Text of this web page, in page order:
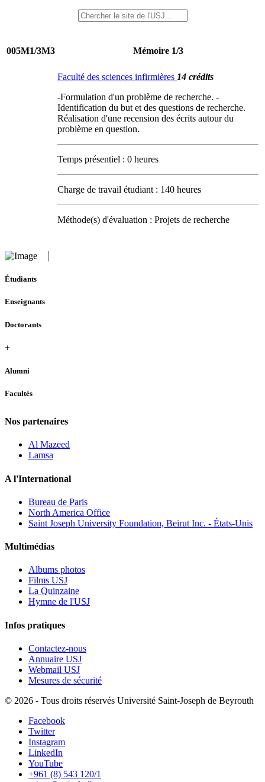
005M1/3M3 Mémoire 1/3
Faculté des sciences infirmières 14 crédits
-Formulation d'un problème de recherche. -
Identification du but et des questions de recherche.
Réalisation d'une recension des écrits autour du
problème en question.
Temps présentiel : 0 heures
Charge de travail étudiant : 140 heures
Méthode(s) d'évaluation : Projets de recherche
Étudiants
Enseignants
Doctorants
+
Alumni
Facultés
Nos partenaires
Al Mazeed
Lamsa
A l'International
Bureau de Paris
North America Office
Saint Joseph University Foundation, Beirut Inc. - États-Unis
Multimédias
Albums photos
Films USJ
La Quinzaine
Hymne de l'USJ
Infos pratiques
Contactez-nous
Annuaire USJ
Webmail USJ
Mesures de sécurité
© 2026 - Tous droits réservés Université Saint-Joseph de Beyrouth
Facebook
Twitter
Instagram
LinkedIn
YouTube
+961 (8) 543 120/1